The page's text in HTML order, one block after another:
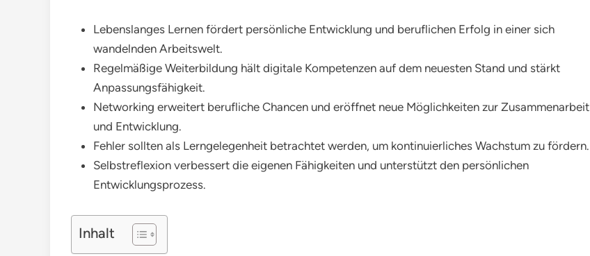
Lebenslanges Lernen fördert persönliche Entwicklung und beruflichen Erfolg in einer sich
wandelnden Arbeitswelt.
Regelmäßige Weiterbildung hält digitale Kompetenzen auf dem neuesten Stand und stärkt
Anpassungsfähigkeit.
Networking erweitert berufliche Chancen und eröffnet neue Möglichkeiten zur Zusammenarbeit
und Entwicklung.
Fehler sollten als Lerngelegenheit betrachtet werden, um kontinuierliches Wachstum zu fördern.
Selbstreflexion verbessert die eigenen Fähigkeiten und unterstützt den persönlichen
Entwicklungsprozess.
Inhalt